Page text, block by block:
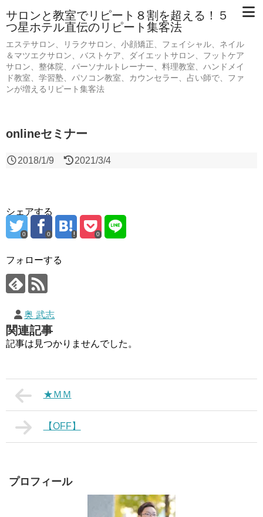
サロンと教室でリピート８割を超える！５
つ星ホテル直伝のリピート集客法
エステサロン、リラクサロン、小顔矯正、フェイシャル、ネイル
＆マツエクサロン、バストケア、ダイエットサロン、フットケア
サロン、整体院、パーソナルトレーナー、料理教室、ハンドメイ
ド教室、学習塾、パソコン教室、カウンセラー、占い師で、ファ
ンが増えるリピート集客法
onlineセミナー
2018/1/9 2021/3/4
シェアする
0 0 0
フォローする
奥 武志
関連記事
記事は見つかりませんでした。
★ＭＭ
【OFF】
プロフィール